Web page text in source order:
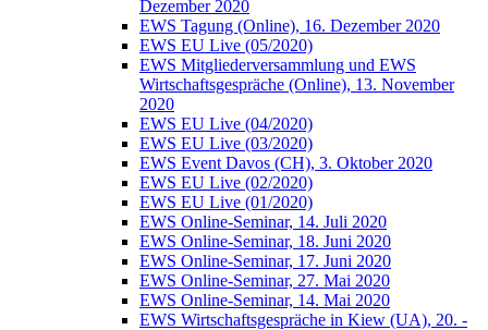
Dezember 2020
EWS Tagung (Online), 16. Dezember 2020
EWS EU Live (05/2020)
EWS Mitgliederversammlung und EWS
Wirtschaftsgespräche (Online), 13. November
2020
EWS EU Live (04/2020)
EWS EU Live (03/2020)
EWS Event Davos (CH), 3. Oktober 2020
EWS EU Live (02/2020)
EWS EU Live (01/2020)
EWS Online-Seminar, 14. Juli 2020
EWS Online-Seminar, 18. Juni 2020
EWS Online-Seminar, 17. Juni 2020
EWS Online-Seminar, 27. Mai 2020
EWS Online-Seminar, 14. Mai 2020
EWS Wirtschaftsgespräche in Kiew (UA), 20. -